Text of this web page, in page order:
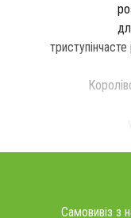
Самовивіз з